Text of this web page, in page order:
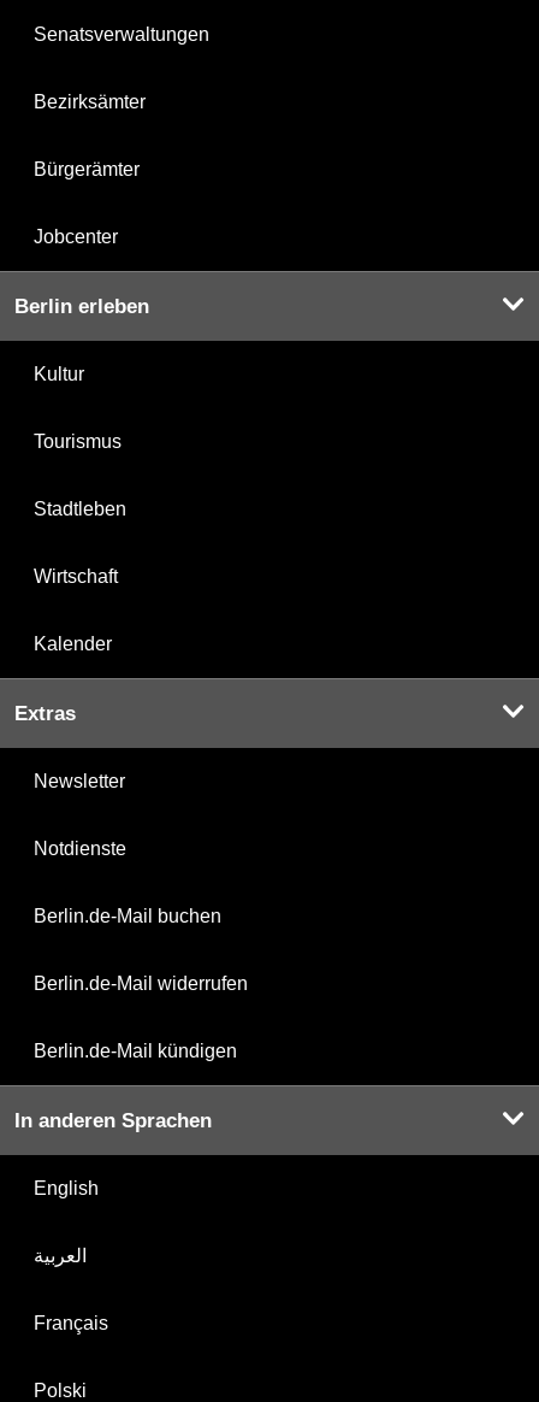
Senatsverwaltungen
Bezirksämter
Bürgerämter
Jobcenter
Berlin erleben
Kultur
Tourismus
Stadtleben
Wirtschaft
Kalender
Extras
Newsletter
Notdienste
Berlin.de-Mail buchen
Berlin.de-Mail widerrufen
Berlin.de-Mail kündigen
In anderen Sprachen
English
العربية
Français
Polski